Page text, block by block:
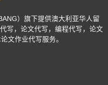
）旗下提供澳大利亚华人留
写，论文代写，编程代写，论文
文作业代写服务。